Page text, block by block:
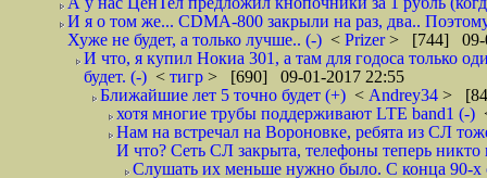
И я о том же... CDMA-800 закрыли на раз, два..
Хуже не будет, а только лучше.. (-) < Prizer> [744] 09-
И что, я купил Нокиа 301, а там для годоса только
будет. (-) < тигр > [690] 09-01-2017 22:55
Ближайшие лет 5 точно будет (+) < Andrеy34 >
хотя многие трубы поддерживают LTE band1 (-)
Нам на встречал на Вороновке, ребята из СЛ
И что? Сеть СЛ закрыта, телефоны теперь никто
Слушать их меньше нужно было. С конца 90-